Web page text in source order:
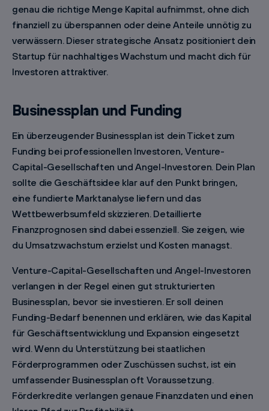
genau die richtige Menge Kapital aufnimmst, ohne dich
finanziell zu überspannen oder deine Anteile unnötig zu
verwässern. Dieser strategische Ansatz positioniert dein
Startup für nachhaltiges Wachstum und macht dich für
Investoren attraktiver.
Businessplan und Funding
Ein überzeugender Businessplan ist dein Ticket zum
Funding bei professionellen Investoren, Venture-
Capital-Gesellschaften und Angel-Investoren. Dein Plan
sollte die Geschäftsidee klar auf den Punkt bringen,
eine fundierte Marktanalyse liefern und das
Wettbewerbsumfeld skizzieren. Detaillierte
Finanzprognosen sind dabei essenziell. Sie zeigen, wie
du Umsatzwachstum erzielst und Kosten managst.
Venture-Capital-Gesellschaften und Angel-Investoren
verlangen in der Regel einen gut strukturierten
Businessplan, bevor sie investieren. Er soll deinen
Funding-Bedarf benennen und erklären, wie das Kapital
für Geschäftsentwicklung und Expansion eingesetzt
wird. Wenn du Unterstützung bei staatlichen
Förderprogrammen oder Zuschüssen suchst, ist ein
umfassender Businessplan oft Voraussetzung.
Förderkredite verlangen genaue Finanzdaten und einen